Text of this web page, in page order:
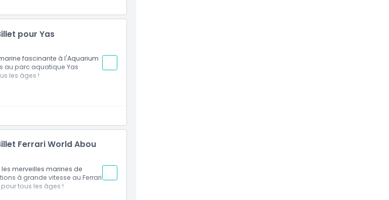
pour Yas
fascinante à l'Aquarium
au parc aquatique Yas
les âges !
Ferrari World Abou
merveilles marines de
à grande vitesse au Ferrari
tous les âges !